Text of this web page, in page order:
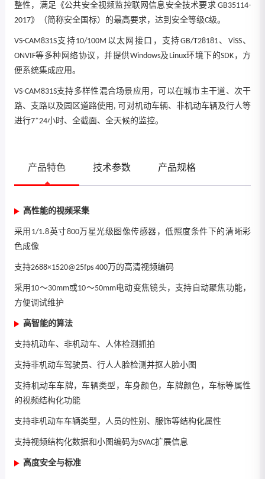
整性，满足《公共安全视频监控联网信息安全技术要求 GB35114-
2017》（简称安全国标）的最高要求，达到安全等级C级。
VS-CAM831S支持10/100M以太网接口，支持GB/T28181、ViSS、
ONVIF等多种网络协议，并提供Windows及Linux环境下的SDK，方
便系统集成应用。
VS-CAM831S支持多样性混合场景应用，可以在城市主干道、次干
路、支路以及园区道路使用, 可对机动车辆、非机动车辆及行人等
进行7*24小时、全截面、全天候的监控。
产品特色 技术参数 产品规格
高性能的视频采集
采用1/1.8英寸800万星光级图像传感器，低照度条件下的清晰彩
色成像
支持2688×1520@25fps 400万的高清视频编码
采用10～30mm或10～50mm电动变焦镜头，支持自动聚焦功能，
方便调试维护
高智能的算法
支持机动车、非机动车、人体检测抓拍
支持非机动车驾驶员、行人人脸检测并抠人脸小图
支持机动车车牌，车辆类型，车身颜色，车牌颜色，车标等属性
的视频结构化功能
支持非机动车车辆类型，人员的性别、服饰等结构化属性
支持视频结构化数据和小图编码为SVAC扩展信息
高度安全与标准